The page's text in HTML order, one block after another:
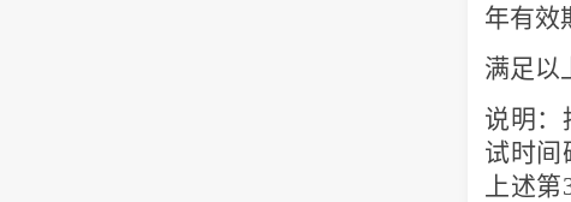
年有效
满足以
说明：
试时间
上述第